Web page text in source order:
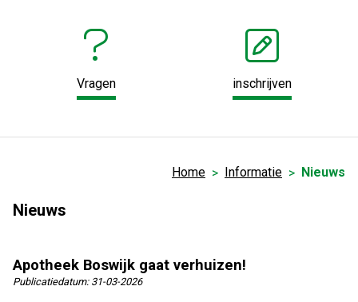
Vragen inschrijven
Home Informatie Nieuws
Nieuws
Apotheek Boswijk gaat verhuizen!
Publicatiedatum: 31-03-2026